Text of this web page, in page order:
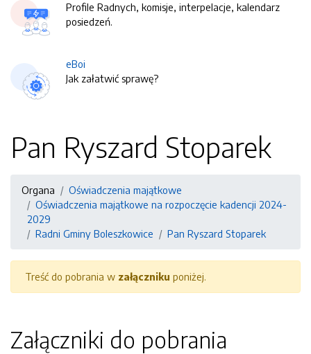
Profile Radnych, komisje, interpelacje, kalendarz
posiedzeń.
eBoi
Jak załatwić sprawę?
Pan Ryszard Stoparek
Organa
Oświadczenia majątkowe
Oświadczenia majątkowe na rozpoczęcie kadencji 2024-
2029
Radni Gminy Boleszkowice
Pan Ryszard Stoparek
Treść do pobrania w załączniku poniżej.
Załączniki do pobrania